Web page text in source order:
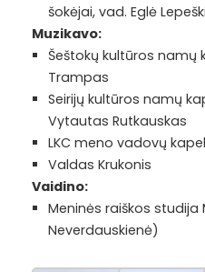
šokėjai, vad. Eglė
Muzikavo:
Šeštokų kultūros namų
Trampas
Seirijų kultūros namų
Vytautas Rutkauskas
LKC meno vadovų
Valdas Krukonis
Vaidino:
Meninės raiškos studija
Neverdauskienė)